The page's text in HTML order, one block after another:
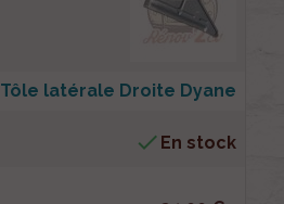
Tôle latérale Droite Dyane
 En stock